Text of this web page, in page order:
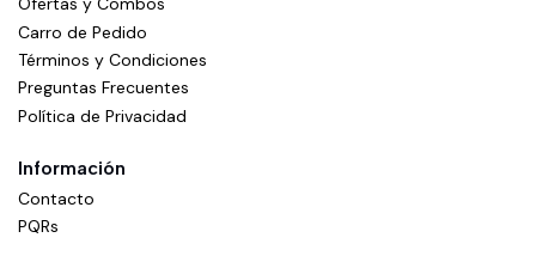
Carro de Pedido
Términos y Condiciones
Preguntas Frecuentes
Política de Privacidad
Información
Contacto
PQRs